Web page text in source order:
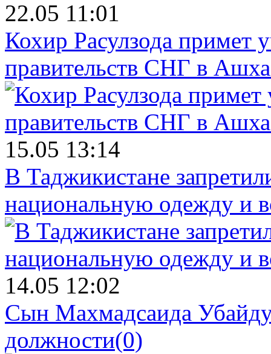
22.05 11:01
Кохир Расулзода примет
правительств СНГ в
15.05 13:14
В Таджикистане
национальную одежду и
14.05 12:02
Сын Махмадсаида
должности(0)